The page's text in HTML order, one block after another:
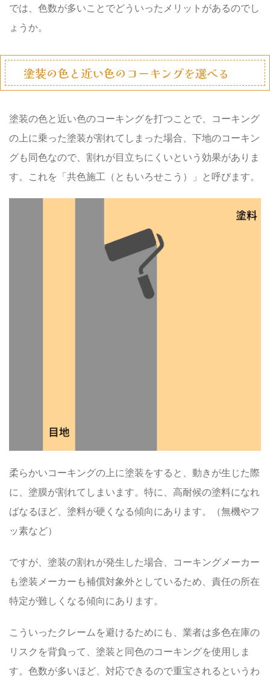
では、色数が多いことでどういったメリットがあるのでし
ょうか。
塗装の色と近い色のコーキングを選べる
塗装の色と近い色のコーキングを打つことで、コーキング
の上に乗った塗装が割れてしまった場合、下地のコーキン
グも同色なので、割れが目立ちにくいという効果がありま
す。これを「共色施工 （ともいろせこう）」と呼びます。
柔らかいコーキングの上に塗装をすると、動きが生じた際
に、 塗膜が割れてしまいます。特に、高耐候の塗料になれ
ばなるほど、塗料が硬くなる傾向にあります。（無機やフ
ッ素など）
ですが、塗装の割れが発生した場合、コーキングメーカー
も塗装メーカーも補償対象外としているため、責任の所在
特定が難しくなる傾向にあります。
こういったクレームを避けるためにも、業者は多色在庫の
リスクを背負って、塗装と同色のコーキングを使用しま
す。 色数が多いほど、対応できるので重宝される というわ